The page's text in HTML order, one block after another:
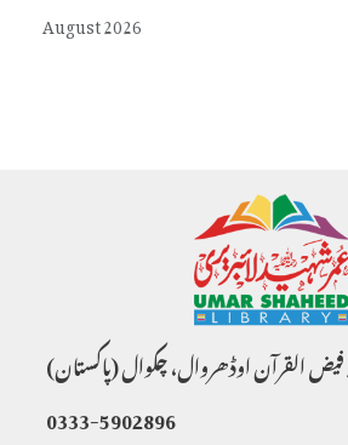
August 2026
القرآن اوڈھروال، چکوال (پاکستان)
0333-5902896